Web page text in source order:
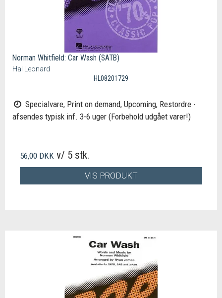
Norman Whitfield: Car Wash (SATB)
Hal Leonard
HL08201729
Specialvare, Print on demand, Upcoming, Restordre -
afsendes typisk inf. 3-6 uger (Forbehold udgået varer!)
56,00 DKK v/ 5 stk.
VIS PRODUKT